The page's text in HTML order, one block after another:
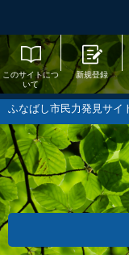
このサイトにつ
いて
新規登録
ふなばし市民力発見サイ